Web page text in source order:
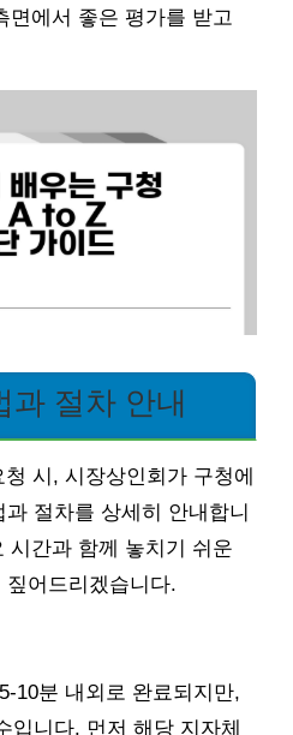
면에서 좋은 평가를 받고
과 절차 안내
시, 시장상인회가 구청에
절차를 상세히 안내합니
시간과 함께 놓치기 쉬운
어드리겠습니다.
10분 내외로 완료되지만,
입니다. 먼저 해당 지자체